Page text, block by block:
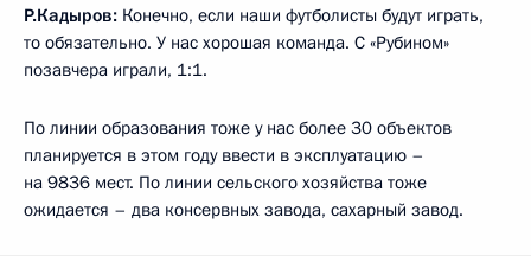
Р.Кадыров: Конечно, если наши футболисты будут играть,
то обязательно. У нас хорошая команда. С «Рубином»
позавчера играли, 1:1.
По линии образования тоже у нас более 30 объектов
планируется в этом году ввести в эксплуатацию –
на 9836 мест. По линии сельского хозяйства тоже
ожидается – два консервных завода, сахарный завод.